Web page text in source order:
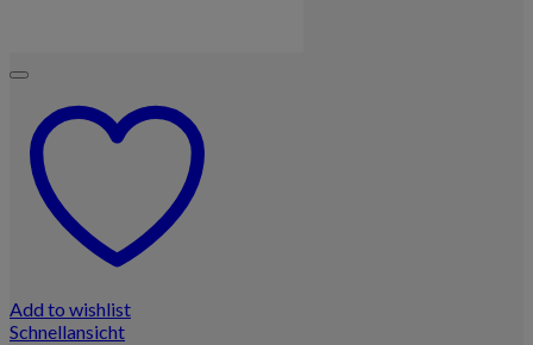
Add to wishlist
Schnellansicht